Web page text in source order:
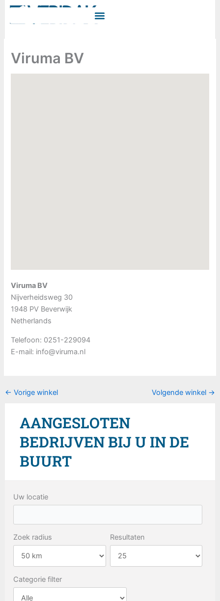
Viruma BV
Viruma BV
Nijverheidsweg 30
1948 PV Beverwijk
Netherlands
Telefoon: 0251-229094
E-mail: info@viruma.nl
← Vorige winkel Volgende winkel →
AANGESLOTEN
BEDRIJVEN BIJ U IN DE
BUURT
Uw locatie
Zoek radius Resultaten
Categorie filter